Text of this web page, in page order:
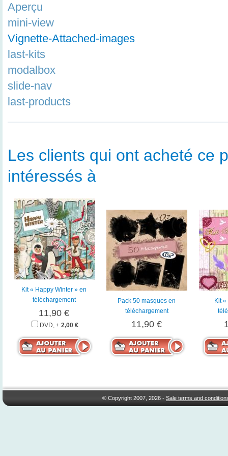
Aperçu
mini-view
Vignette-Attached-images
last-kits
modalbox
slide-nav
last-products
Les clients qui ont acheté ce
intéressés à
Kit « Happy Winter » en
téléchargement
11,90 €
DVD, + 2,00 €
Pack 50 masques en
téléchargement
11,90 €
Kit
© Copyright 2007, 2026 -Sale terms and